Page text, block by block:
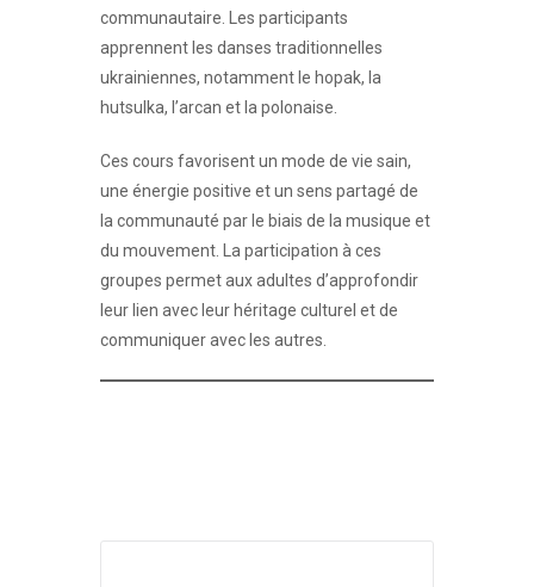
communautaire. Les participants
apprennent les danses traditionnelles
ukrainiennes, notamment le hopak, la
hutsulka, l’arcan et la polonaise.
Ces cours favorisent un mode de vie sain,
une énergie positive et un sens partagé de
la communauté par le biais de la musique et
du mouvement. La participation à ces
groupes permet aux adultes d’approfondir
leur lien avec leur héritage culturel et de
communiquer avec les autres.